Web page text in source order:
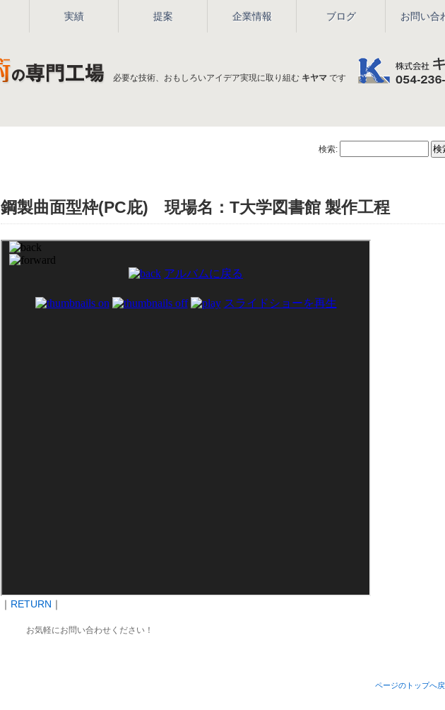
実績 提案 企業情報 ブログ お問い合
必要な技術、おもしろいアイデア実現に取り組む キヤマ です
検索:
鋼製曲面型枠(PC庇) 現場名：T大学図書館 製作工程
RETURN
お気軽にお問い合わせください！
ページのトップへ